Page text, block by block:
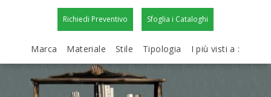
Richiedi Preventivo Sfoglia i Cataloghi
Marca Materiale Stile Tipologia I più visti a :